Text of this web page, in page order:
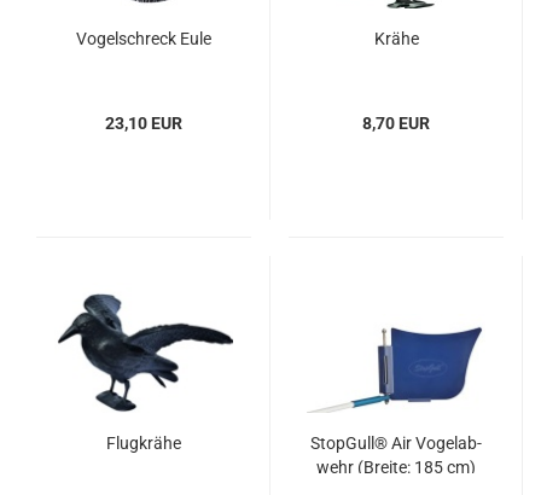
Vo­gel­schreck Eule
23,10 EUR
Krähe
8,70 EUR
Flug­krä­he
Stop­Gull® Air Vo­gel­ab­
wehr (Brei­te: 185 cm)